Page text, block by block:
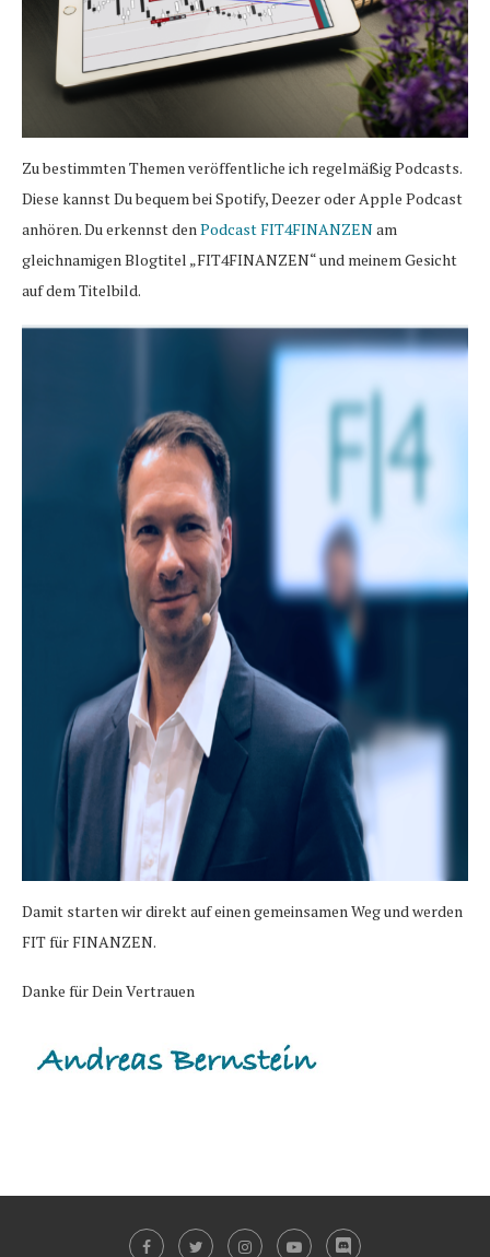
Zu bestimmten Themen veröffentliche ich regelmäßig Podcasts.
Diese kannst Du bequem bei Spotify, Deezer oder Apple Podcast
anhören. Du erkennst den Podcast FIT4FINANZENam
gleichnamigen Blogtitel „FIT4FINANZEN“ und meinem Gesicht
auf dem Titelbild.
Damit starten wir direkt auf einen gemeinsamen Weg und werden
FIT für FINANZEN.
Danke für Dein Vertrauen